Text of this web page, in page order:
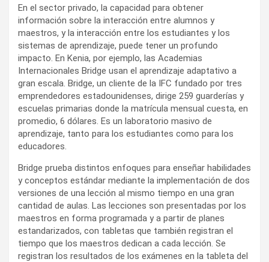
En el sector privado, la capacidad para obtener
información sobre la interacción entre alumnos y
maestros, y la interacción entre los estudiantes y los
sistemas de aprendizaje, puede tener un profundo
impacto. En Kenia, por ejemplo, las Academias
Internacionales Bridge usan el aprendizaje adaptativo a
gran escala. Bridge, un cliente de la IFC fundado por tres
emprendedores estadounidenses, dirige 259 guarderías y
escuelas primarias donde la matrícula mensual cuesta, en
promedio, 6 dólares. Es un laboratorio masivo de
aprendizaje, tanto para los estudiantes como para los
educadores.
Bridge prueba distintos enfoques para enseñar habilidades
y conceptos estándar mediante la implementación de dos
versiones de una lección al mismo tiempo en una gran
cantidad de aulas. Las lecciones son presentadas por los
maestros en forma programada y a partir de planes
estandarizados, con tabletas que también registran el
tiempo que los maestros dedican a cada lección. Se
registran los resultados de los exámenes en la tableta del